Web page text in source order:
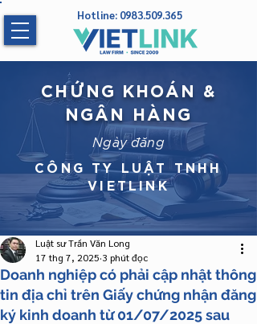
Hotline: 0983.509.365
CHỨNG KHOÁN &
NGÂN HÀNG
Ngày đăng
CÔNG TY LUẬT TNHH
VIETLINK
Doanh nghiệp có phải cập nhật thông
tin địa chỉ trên Giấy chứng nhận đăng
ký kinh doanh từ 01/07/2025 sau
Luật sư Trần Văn Long
17 thg 7, 2025 3 phút đọc